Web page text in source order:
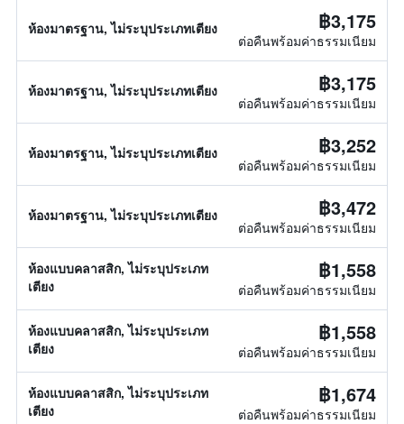
ห้องมาตรฐาน, ไม่ระบุประเภทเตียง ฿3,175
ต่อคืนพร้อมค่าธรรมเนียม
ห้องมาตรฐาน, ไม่ระบุประเภทเตียง ฿3,175
ต่อคืนพร้อมค่าธรรมเนียม
ห้องมาตรฐาน, ไม่ระบุประเภทเตียง ฿3,252
ต่อคืนพร้อมค่าธรรมเนียม
ห้องมาตรฐาน, ไม่ระบุประเภทเตียง ฿3,472
ต่อคืนพร้อมค่าธรรมเนียม
ห้องแบบคลาสสิก, ไม่ระบุประเภท
เตียง
฿1,558
ต่อคืนพร้อมค่าธรรมเนียม
ห้องแบบคลาสสิก, ไม่ระบุประเภท
เตียง
฿1,558
ต่อคืนพร้อมค่าธรรมเนียม
ห้องแบบคลาสสิก, ไม่ระบุประเภท
เตียง
฿1,674
ต่อคืนพร้อมค่าธรรมเนียม